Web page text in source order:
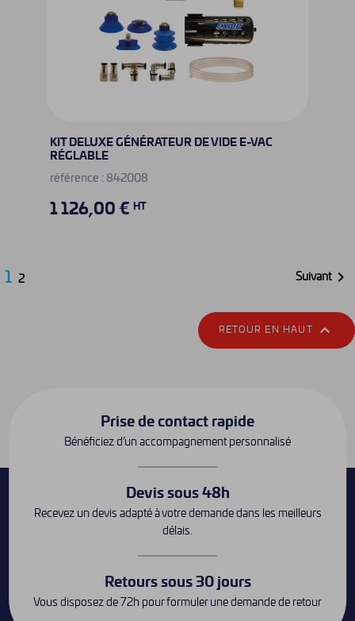
KIT DELUXE GÉNÉRATEUR DE VIDE E-VAC
RÉGLABLE
référence : 842008
1 126,00 € HT
1 2 Suivant
RETOUR EN HAUT 
Prise de contact rapide
Bénéficiez d’un accompagnement personnalisé
Devis sous 48h
Recevez un devis adapté à votre demande dans les meilleurs
délais.
Retours sous 30 jours
Vous disposez de 72h pour formuler une demande de retour